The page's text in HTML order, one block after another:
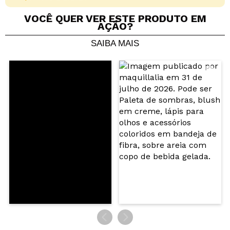
Compartilhar um vídeo ou uma foto
Seu vídeo pode ser o primeiro. Imagine isso...
Recomenda esta compra? Sim Não
5/5
VOCÊ QUER VER ESTE PRODUTO EM
AÇÃO?
SAIBA MAIS